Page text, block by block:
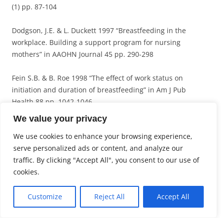
We value your privacy
We use cookies to enhance your browsing experience,
serve personalized ads or content, and analyze our
traffic. By clicking "Accept All", you consent to our use of
cookies.
Customize Reject All Accept All
(1) pp. 87-104
Dodgson, J.E. & L. Duckett 1997 “Breastfeeding in the
workplace. Building a support program for nursing
mothers” in AAOHN Journal 45 pp. 290-298
Fein S.B. & B. Roe 1998 “The effect of work status on
initiation and duration of breastfeeding” in Am J Pub
Health 88 pp. 1042-1046
Fergusson D.M. & L.J. Woodward 1999 “Breast feeding and
later psychosocial adjustment” in Paediatr Perinat
Epidemiol 2 p.144-157
Fildes, V. 1986 “Breasts, bottles and babies. A history of
infant feeding”
Fisher, J.O. et al 1999 “Breast-feeding through the first year